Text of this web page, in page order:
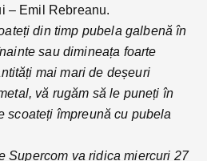
– Emil Rebreanu.
din timp pubela galbenă în
sau dimineața foarte
mai mari de deșeuri
vă rugăm să le puneți în
scoateți împreună cu pubela
Supercom va ridica miercuri 27